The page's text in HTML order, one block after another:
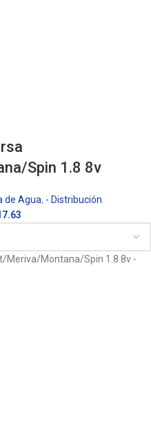
Spin 1.8 8v
de Agua, - Distribución
Meriva/Montana/Spin 1.8 8v -